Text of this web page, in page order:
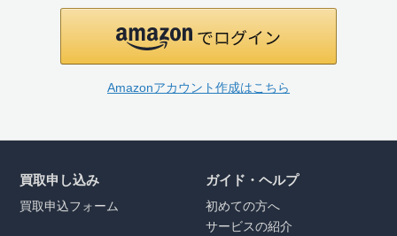
Amazonアカウント作成はこちら
買取申し込み
買取申込フォーム
ガイド・ヘルプ
初めての方へ
サービスの紹介